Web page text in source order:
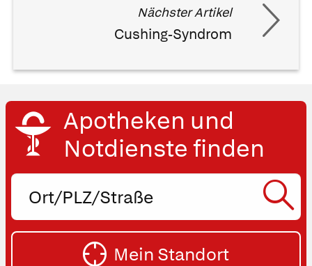
Nächster Artikel
Cushing-Syndrom
Apotheken und
Notdienste finden
Ort,
oder
Straße
Mein Standort